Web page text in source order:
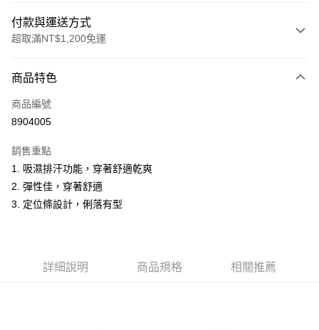
付款與運送方式
超取滿NT$1,200免運
信用卡一次付款
超商取貨付款
Apple Pay
悠遊付
商品特色
商品編號
8904005
銷售重點
1. 吸濕排汗功能，穿著舒適乾爽
2. 彈性佳，穿著舒適
3. 定位條設計，俐落有型
詳細說明 商品規格 相關推薦